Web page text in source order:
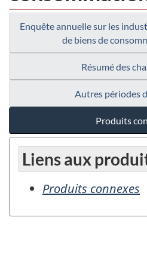
Enquête annuelle sur les
de biens de
Résumé des
Autres périodes
Produits
Liens aux
Produits connexes